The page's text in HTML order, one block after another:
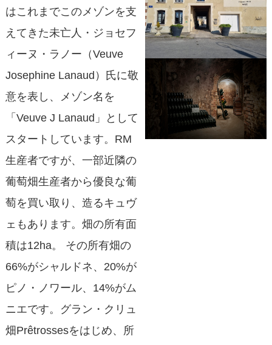
はこれまでこのメゾンを支
えてきた未亡人・ジョセフ
ィーヌ・ラノー（Veuve
Josephine Lanaud）氏に敬
意を表し、メゾン名を
「Veuve J Lanaud」として
スタートしています。RM
生産者ですが、一部近隣の
葡萄畑生産者から優良な葡
萄を買い取り、造るキュヴ
ェもあります。畑の所有面
積は12ha。 その所有畑の
66%がシャルドネ、20%が
ピノ・ノワール、14%がム
ニエです。グラン・クリュ
畑Prêtrossesをはじめ、所